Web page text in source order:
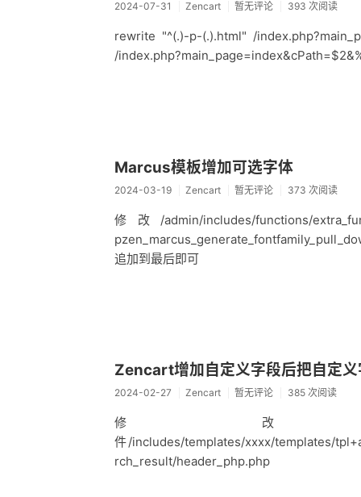
2024-07-31 Zencart 暂无评论 393 次阅读
rewrite "^(.)-p-(.).html" /
/
Marcus模板增加可选字体
2024-03-19 Zencart 暂无评论 373 次阅读
修改/admin/includes/functions/
追加到最后即可
Zencart增加自定义字段后把自定
2024-02-27 Zencart 暂无评论 385 次阅读
修
件/includes/templates/xxxx/templates/
rch_result/header_php.php